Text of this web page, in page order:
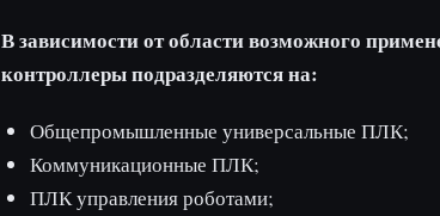
В зависимости от области возможного
контроллеры подразделяются на:
Общепромышленные универсальные ПЛК;
Коммуникационные ПЛК;
ПЛК управления роботами;